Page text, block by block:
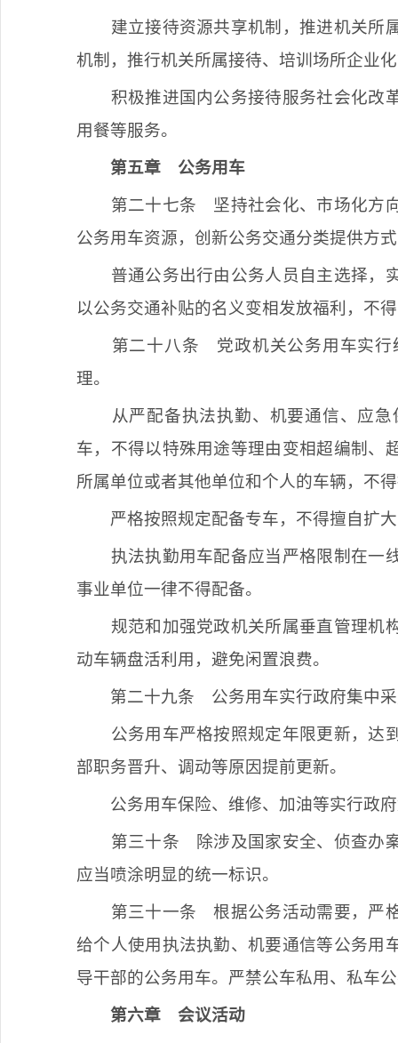
建立接待资源共享机制，推进机关所
机制，推行机关所属接待、培训场所企业
积极推进国内公务接待服务社会化改
用餐等服务。
第五章 公务用车
第二十七条 坚持社会化、市场化方
公务用车资源，创新公务交通分类提供方
普通公务出行由公务人员自主选择，
以公务交通补贴的名义变相发放福利，不
第二十八条 党政机关公务用车实行
理。
从严配备执法执勤、机要通信、应
车，不得以特殊用途等理由变相超编制、
所属单位或者其他单位和个人的车辆，不
严格按照规定配备专车，不得擅自扩
执法执勤用车配备应当严格限制在一
事业单位一律不得配备。
规范和加强党政机关所属垂直管理机
动车辆盘活利用，避免闲置浪费。
第二十九条 公务用车实行政府集中
公务用车严格按照规定年限更新，达
部职务晋升、调动等原因提前更新。
公务用车保险、维修、加油等实行政
第三十条 除涉及国家安全、侦查办
应当喷涂明显的统一标识。
第三十一条 根据公务活动需要，严
给个人使用执法执勤、机要通信等公务用
导干部的公务用车。严禁公车私用、私车
第六章 会议活动